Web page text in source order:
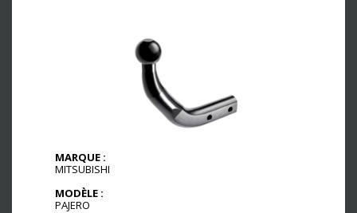
MARQUE :
MITSUBISHI
MODÈLE :
PAJERO